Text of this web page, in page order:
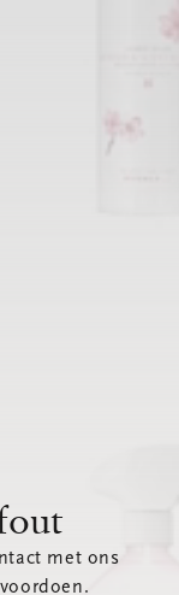
met ons